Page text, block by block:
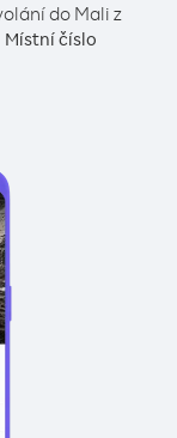
do Mali z
Místní číslo